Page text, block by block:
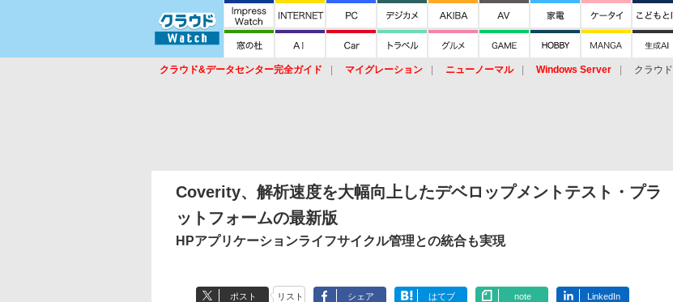
クラウド&データセンター完全ガイド マイグレーション ニューノーマル Windows Server クラウド
Coverity、解析速度を大幅向上したデベロップメントテスト・プラ
ットフォームの最新版
HPアプリケーションライフサイクル管理との統合も実現
ポスト リスト シェア はてブ note LinkedIn